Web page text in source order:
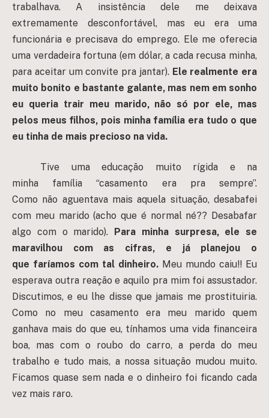
trabalhava. A insistência dele me deixava
extremamente desconfortável, mas eu era uma
funcionária e precisava do emprego. Ele me oferecia
uma verdadeira fortuna (em dólar, a cada recusa minha,
para aceitar um convite pra jantar). Ele realmente era
muito bonito e bastante galante, mas nem em sonho
eu queria trair meu marido, não só por ele, mas
pelos meus filhos, pois minha família era tudo o que
eu tinha de mais precioso na vida.
Tive uma educação muito rígida e na
minha família “casamento era pra sempre”.
Como não aguentava mais aquela situação, desabafei
com meu marido (acho que é normal né?? Desabafar
algo com o marido).
Para minha surpresa, ele se
maravilhou com as cifras, e já planejou o
que faríamos com tal dinheiro. Meu mundo caiu!! Eu
esperava outra reação e aquilo pra mim foi assustador.
Discutimos, e eu lhe disse que jamais me prostituiria.
Como no meu casamento era meu marido quem
ganhava mais do que eu, tínhamos uma vida financeira
boa, mas com o roubo do carro, a perda do meu
trabalho e tudo mais, a nossa situação mudou muito.
Ficamos quase sem nada e o dinheiro foi ficando cada
vez mais raro.